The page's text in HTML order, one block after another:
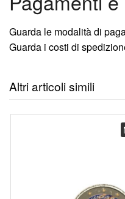
Guarda le modalità di
Guarda i costi di
Altri articoli simili